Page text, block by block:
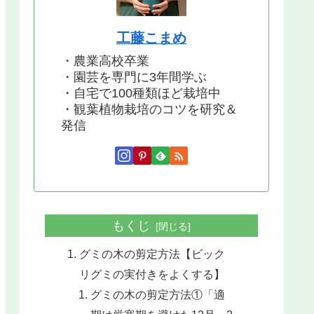
工藤こまめ
・農業高校卒業
・園芸を専門に3年間学ぶ
・自宅で100種類ほど栽培中
・観葉植物栽培のコツを研究＆
発信
もくじ
グミの木の剪定方法【ビック
リグミの実付きをよくする】
グミの木の剪定方法①「適